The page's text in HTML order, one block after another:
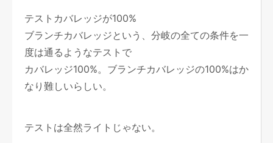
テストカバレッジが100%
ブランチカバレッジという、分岐の全ての条件を一
度は通るようなテストで
カバレッジ100%。ブランチカバレッジの100%はか
なり難しいらしい。
テストは全然ライトじゃない。